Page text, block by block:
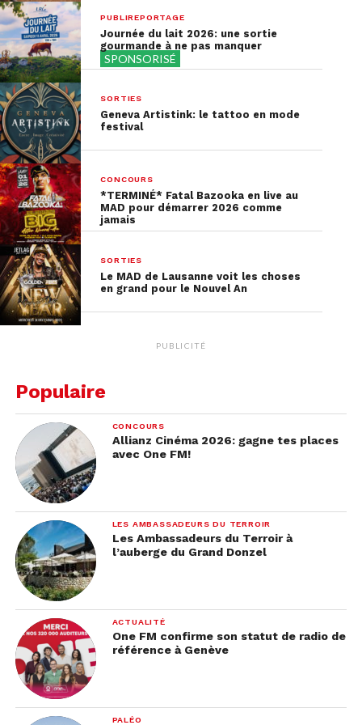
Avec la présence d’une vingtaine d’artisans et
producteurs, cet événement promet unevéritable
explosion de saveursdans une ambiance
conviviale et festive. Une occasion parfaite pour
soutenir l’économie locale et découvrir
trésors cachés de cette région authentique!
Quand?jusqu’au 5 mai 2024
Infos :clique ici
Crédits: Jorat Mangez Moi
PUBLIREPORTAGE
Journée du lait 2026: une sortie
gourmande à ne pas manquer
SPONSORISÉ
SORTIES
Geneva Artistink: le tattoo en mode
festival
CONCOURS
*TERMINÉ* Fatal Bazooka en live au
MAD pour démarrer 2026 comme
jamais
SORTIES
Le MAD de Lausanne voit les choses
en grand pour le Nouvel An
PUBLICITÉ
Populaire
CONCOURS
Allianz Cinéma 2026: gagne tes places
avec One FM!
LES AMBASSADEURS DU TERROIR
Les Ambassadeurs du Terroir à
l’auberge du Grand Donzel
ACTUALITÉ
One FM confirme son statut de radio de
référence à Genève
PALÉO